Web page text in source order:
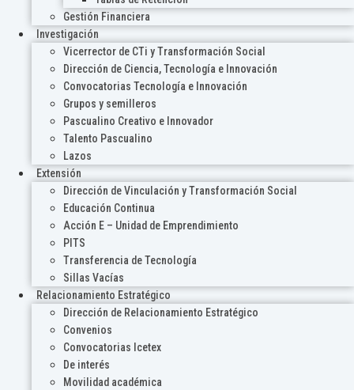
Gestión Financiera
Investigación
Vicerrector de CTi y Transformación Social
Dirección de Ciencia, Tecnología e Innovación
Convocatorias Tecnología e Innovación
Grupos y semilleros
Pascualino Creativo e Innovador
Talento Pascualino
Lazos
Extensión
Dirección de Vinculación y Transformación Social
Educación Continua
Acción E – Unidad de Emprendimiento
PITS
Transferencia de Tecnología
Sillas Vacías
Relacionamiento Estratégico
Dirección de Relacionamiento Estratégico
Convenios
Convocatorias Icetex
De interés
Movilidad académica